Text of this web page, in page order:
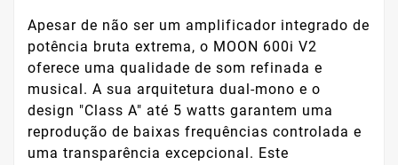
Apesar de não ser um amplificador integrado de
potência bruta extrema, o MOON 600i V2
oferece uma qualidade de som refinada e
musical. A sua arquitetura dual-mono e o
design "Class A" até 5 watts garantem uma
reprodução de baixas frequências controlada e
uma transparência excepcional. Este